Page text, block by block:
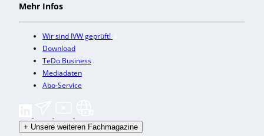
Mehr Infos
Wir sind IVW geprüft!
Download
TeDo Business
Mediadaten
Abo-Service
+ Unsere weiteren Fachmagazine